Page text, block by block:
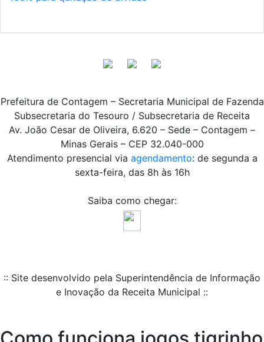
Prefeitura de Contagem – Secretaria Municipal de Fazenda
Subsecretaria do Tesouro / Subsecretaria de Receita
Av. João Cesar de Oliveira, 6.620 – Sede – Contagem –
Minas Gerais – CEP 32.040-000
Atendimento presencial via agendamento: de segunda a
sexta-feira, das 8h às 16h
Saiba como chegar:
:: Site desenvolvido pela Superintendência de Informação
e Inovação da Receita Municipal ::